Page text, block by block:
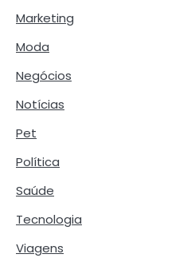
Marketing
Moda
Negócios
Notícias
Pet
Política
Saúde
Tecnologia
Viagens